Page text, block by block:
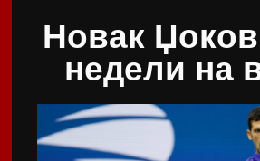
Новак
недели на